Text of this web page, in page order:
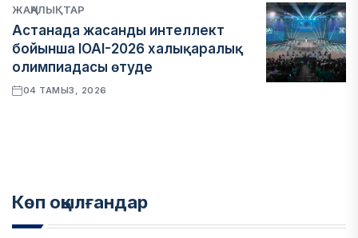
ЖАҢАЛЫҚТАР
Астанада жасанды интеллект
бойынша IOAI-2026 халықаралық
олимпиадасы өтуде
04 ТАМЫЗ, 2026
Көп оқылғандар